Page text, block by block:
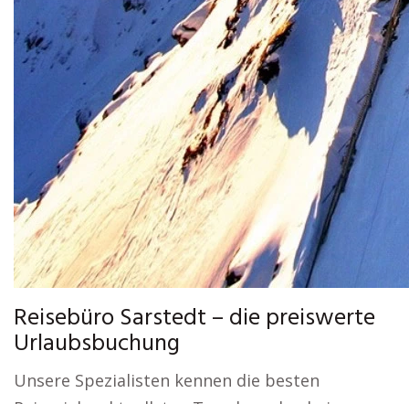
Reisebüro Sarstedt – die preiswerte
Urlaubsbuchung
Unsere Spezialisten kennen die besten